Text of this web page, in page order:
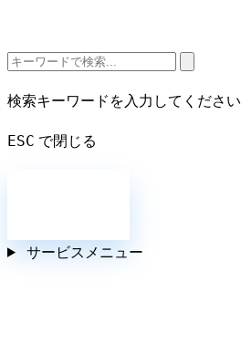
検索キーワードを入力してください
ESC で閉じる
サービスメニュー